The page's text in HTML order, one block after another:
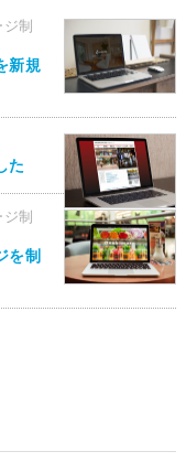
制
新規
た
制
を制